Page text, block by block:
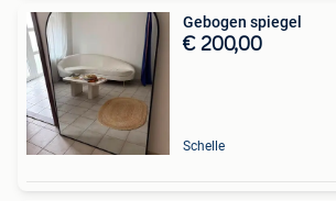
Gebogen spiegel
€ 200,00
Schelle